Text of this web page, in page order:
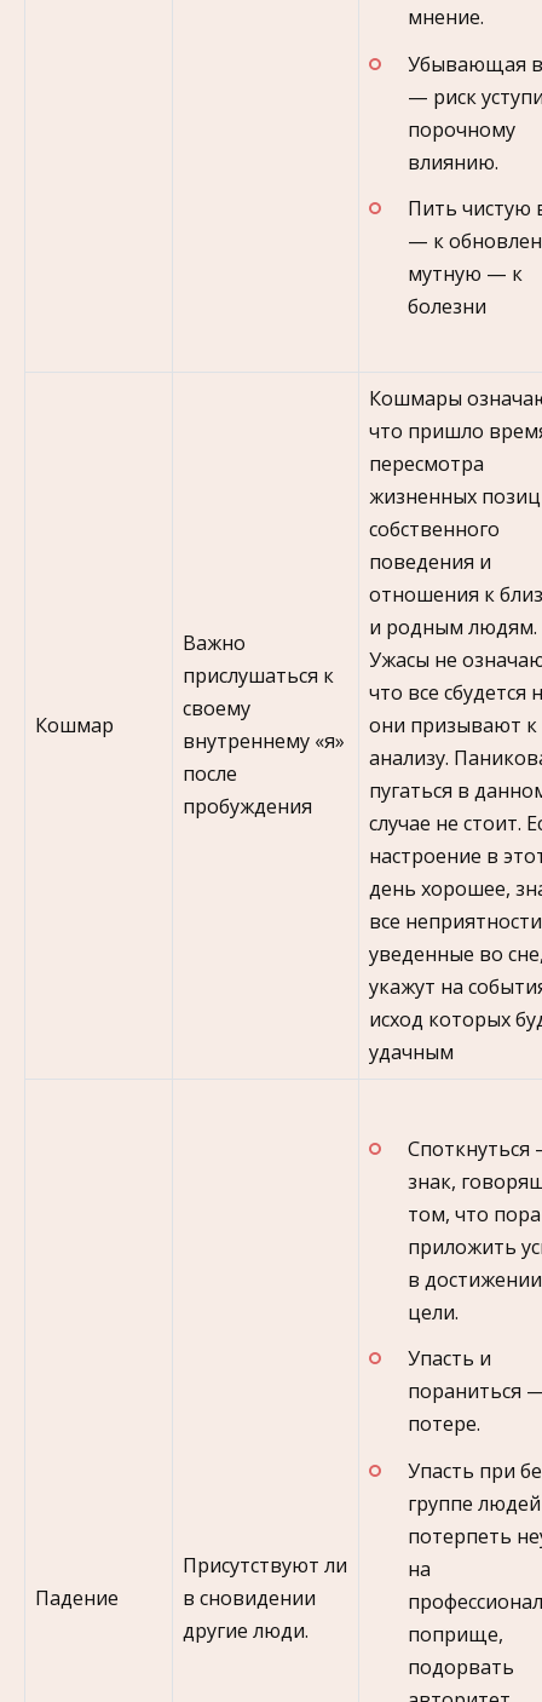
мнение.
Убывающая
— риск
порочному
влиянию.
Пить чистую
— к
мутную — к
болезни
Кошмар
Важно
прислушаться к
своему
внутреннему «я»
после
пробуждения
Кошмары
что пришло
пересмотра
жизненных
собственного
поведения и
отношения к
и родным людям.
Ужасы не
что все сбудется
они призывают к
анализу.
пугаться в
случае не стоит.
настроение в
день хорошее,
все
уведенные во
укажут на
исход которых
удачным
Падение
Присутствуют ли
в сновидении
другие люди.
знак,
том, что пора
приложить
в достижении
цели.
Упасть и
пораниться
потере.
Упасть при
группе
потерпеть
на
поприще,
подорвать